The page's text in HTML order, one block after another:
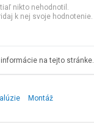
nikto nehodnotil.
k nej svoje hodnotenie.
na tejto stránke.
Montáž